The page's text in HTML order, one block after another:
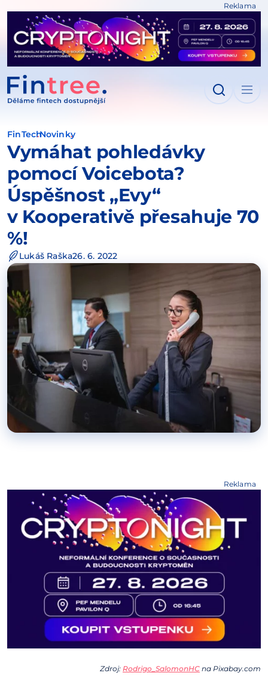
Reklama
FinTechNovinky
Vymáhat pohledávky
pomocí Voicebota?
Úspěšnost „Evy“
v Kooperativě přesahuje 70
%!
Lukáš Raška26. 6. 2022
Reklama
Zdroj: Rodrigo_SalomonHC na Pixabay.com